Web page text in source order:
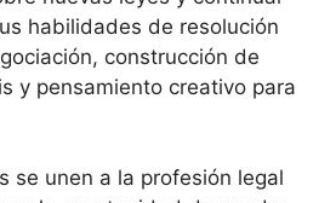
habilidades de resolución
construcción de
y pensamiento creativo para
se unen a la profesión legal